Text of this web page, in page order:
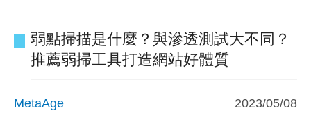
弱點掃描是什麼？與滲透測試大不同？
推薦弱掃工具打造網站好體質
MetaAge 2023/05/08